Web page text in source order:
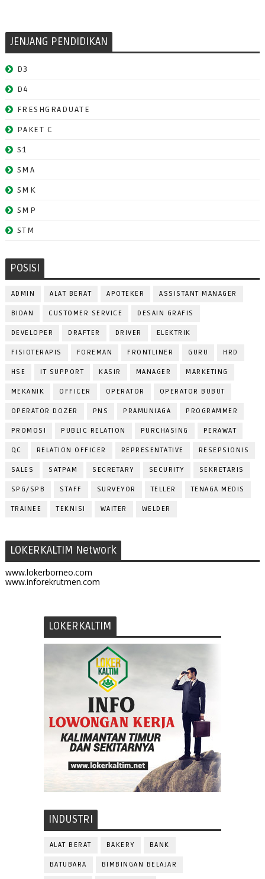
JENJANG PENDIDIKAN
D3
D4
FRESHGRADUATE
PAKET C
S1
SMA
SMK
SMP
STM
POSISI
ADMIN ALAT BERAT APOTEKER ASSISTANT MANAGER
BIDAN CUSTOMER SERVICE DESAIN GRAFIS
DEVELOPER DRAFTER DRIVER ELEKTRIK
FISIOTERAPIS FOREMAN FRONTLINER GURU HRD
HSE IT SUPPORT KASIR MANAGER MARKETING
MEKANIK OFFICER OPERATOR OPERATOR BUBUT
OPERATOR DOZER PNS PRAMUNIAGA PROGRAMMER
PROMOSI PUBLIC RELATION PURCHASING PERAWAT
QC RELATION OFFICER REPRESENTATIVE RESEPSIONIS
SALES SATPAM SECRETARY SECURITY SEKRETARIS
SPG/SPB STAFF SURVEYOR TELLER TENAGA MEDIS
TRAINEE TEKNISI WAITER WELDER
LOKERKALTIM Network
www.lokerborneo.com
www.inforekrutmen.com
LOKERKALTIM
INDUSTRI
ALAT BERAT BAKERY BANK
BATUBARA BIMBINGAN BELAJAR